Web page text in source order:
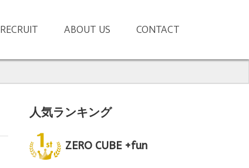
RECRUIT ABOUT US CONTACT
人気ランキング
ZERO CUBE +fun